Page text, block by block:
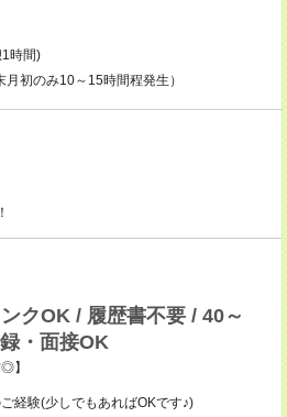
時間)
初のみ10～15時間程発生）
クOK / 履歴書不要 / 40～
・面接OK
】
経験(少しでもあればOKです♪)